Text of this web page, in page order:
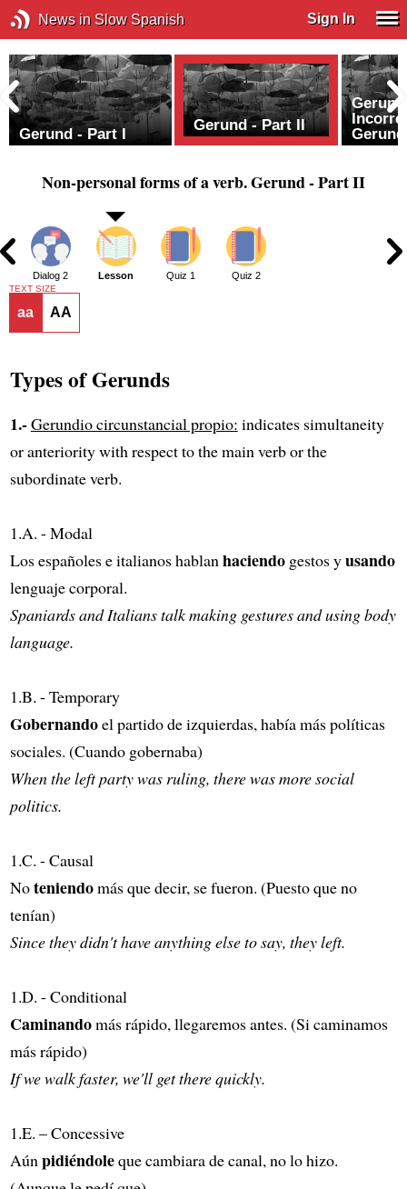
News in Slow Spanish Sign In
Gerund - Part I Gerund - Part II
Gerund
Non-personal forms of a verb. Gerund - Part II
Dialog 2 Lesson Quiz 1 Quiz 2
TEXT SIZE
aa AA
Types of Gerunds
1.-Gerundio circunstancial propio: indicates simultaneity
or anteriority with respect to the main verb or the
subordinate verb.
1.A. - Modal
Los españoles e italianos hablan haciendogestos yusando
lenguaje corporal.
Spaniards and Italians talk making gestures and using body
language.
1.B. - Temporary
Gobernandoel partido de izquierdas, había más políticas
sociales. (Cuando gobernaba)
When the left party was ruling, there was more social
politics.
1.C. - Causal
Noteniendomás que decir, se fueron. (Puesto que no
tenían)
Since they didn't have anything else to say, they left.
1.D. - Conditional
Caminandomás rápido, llegaremos antes. (Si caminamos
más rápido)
If we walk faster, we'll get there quickly.
1.E. – Concessive
Aún pidiéndoleque cambiara de canal, no lo hizo.